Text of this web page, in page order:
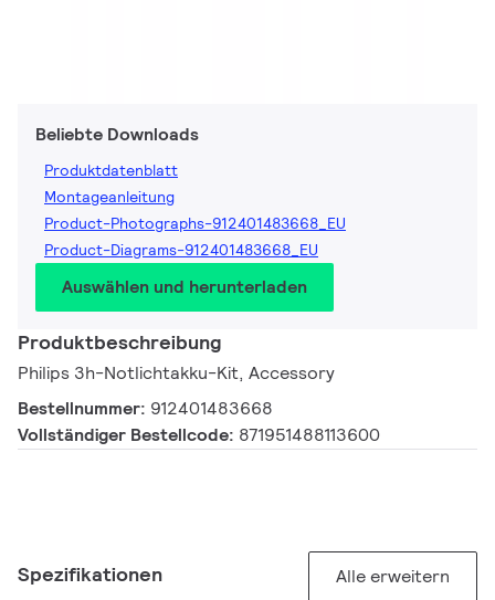
Beliebte Downloads
Produktdatenblatt
Montageanleitung
Product-Photographs-912401483668_EU
Product-Diagrams-912401483668_EU
Auswählen und herunterladen
Produktbeschreibung
Philips 3h-Notlichtakku-Kit, Accessory
Bestellnummer: 912401483668
Vollständiger Bestellcode: 871951488113600
Spezifikationen Alle erweitern